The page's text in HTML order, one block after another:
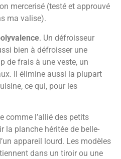
mercerisé (testé et approuvé
ma valise).
. Un défroisseur
bien à défroisser une
de frais à une veste, un
Il élimine aussi la plupart
ce qui, pour les
comme l’allié des petits
la planche héritée de belle-
appareil lourd. Les modèles
dans un tiroir ou une